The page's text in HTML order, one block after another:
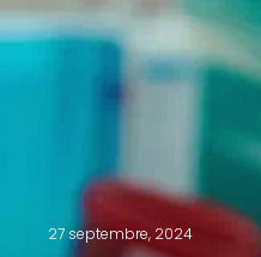
27 septembre, 2024